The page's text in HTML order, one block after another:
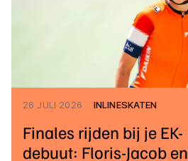
26 JULI 2026 INLINESKATEN
Finales rijden bij je EK-
debuut: Floris-Jacob en